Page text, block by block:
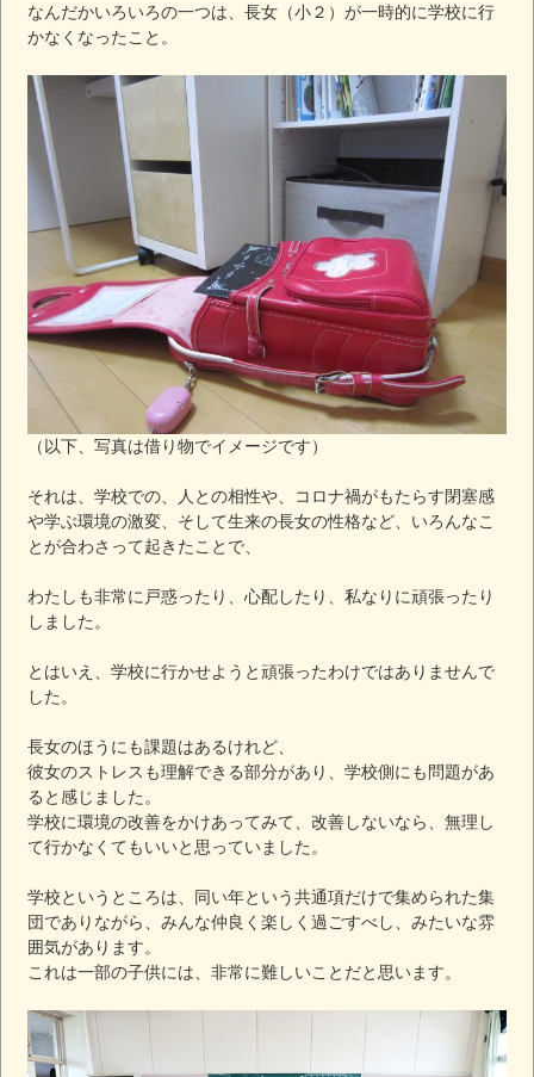
なんだかいろいろの一つは、長女（小２）が一時的に学校に行
かなくなったこと。
（以下、写真は借り物でイメージです）
それは、学校での、人との相性や、コロナ禍がもたらす閉塞感
や学ぶ環境の激変、そして生来の長女の性格など、いろんなこ
とが合わさって起きたことで、
わたしも非常に戸惑ったり、心配したり、私なりに頑張ったり
しました。
とはいえ、学校に行かせようと頑張ったわけではありませんで
した。
長女のほうにも課題はあるけれど、
彼女のストレスも理解できる部分があり、学校側にも問題があ
ると感じました。
学校に環境の改善をかけあってみて、改善しないなら、無理し
て行かなくてもいいと思っていました。
学校というところは、同い年という共通項だけで集められた集
団でありながら、みんな仲良く楽しく過ごすべし、みたいな雰
囲気があります。
これは一部の子供には、非常に難しいことだと思います。